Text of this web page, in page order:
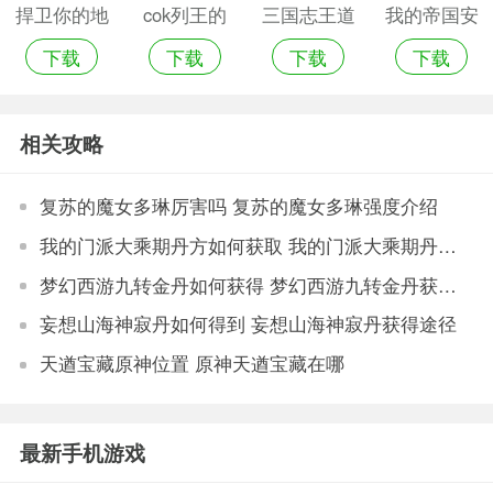
捍卫你的地
盘手机游戏
下载
cok列王的
纷争九游最
下载
三国志王道
天下
下载
我的帝国安
卓版
下载
相关攻略
复苏的魔女多琳厉害吗 复苏的魔女多琳强度介绍
我的门派大乘期丹方如何获取 我的门派大乘期丹方获取方法
梦幻西游九转金丹如何获得 梦幻西游九转金丹获得途径
妄想山海神寂丹如何得到 妄想山海神寂丹获得途径
天遒宝藏原神位置 原神天遒宝藏在哪
最新手机游戏